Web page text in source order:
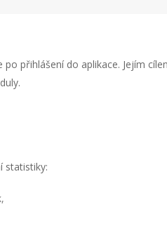
přihlášení do aplikace. Jejím
statistiky: